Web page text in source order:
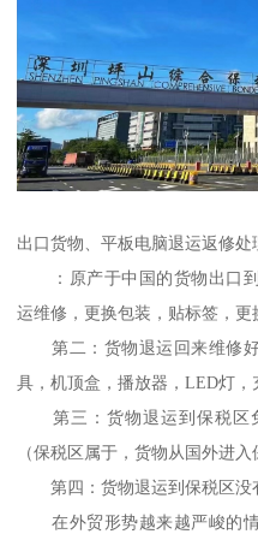
出口货物、平板电脑退运返修处
：原产于中国的货物出口到
运维修，更换包装，贴标签，更
第二：货物退运回来维修好
具，机顶盒，播放器，LED灯，
第三：货物退运到保税区
（保税区属于，货物从国外进
第四：货物退运到保税区没
在外贸形势越来越严峻的情